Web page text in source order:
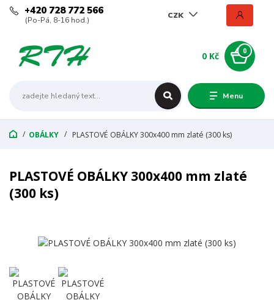
Menu
CZK
+420 728 772 566
(Po-Pá, 8-16 hod.)
0
0 Kč
OBÁLKY PLASTOVÉ OBÁLKY 300x400 mm zlaté (300 ks)
PLASTOVÉ OBÁLKY 300x400 mm zlaté
(300 ks)